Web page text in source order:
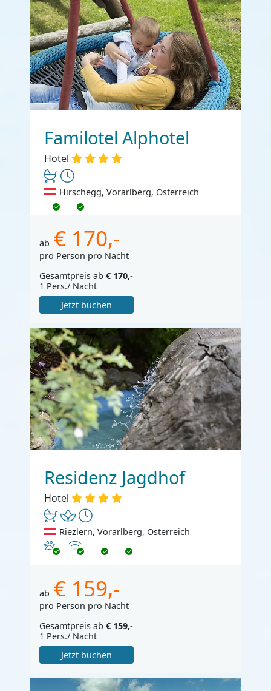
Familotel Alphotel
Hotel
Hirschegg, Vorarlberg, Österreich
ab € 170,-
pro Person pro Nacht
Gesamtpreis ab € 170,-
1 Pers./ Nacht
Jetzt buchen
Residenz Jagdhof
Hotel
Riezlern, Vorarlberg, Österreich
Haustiere erlaubt
Internet
ab € 159,-
pro Person pro Nacht
Gesamtpreis ab € 159,-
1 Pers./ Nacht
Jetzt buchen